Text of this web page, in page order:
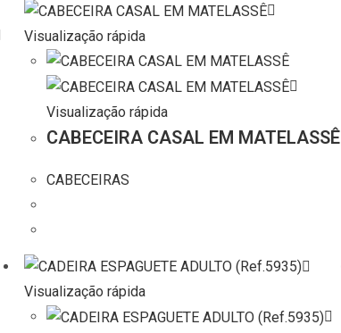
Visualização rápida
Visualização rápida
CABECEIRA CASAL EM MATELASSÊ
CABECEIRAS
Visualização rápida